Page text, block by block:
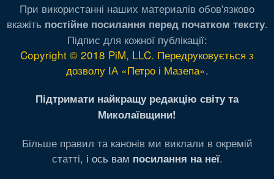
При використанні наших материалів обов'язково
вкажіть постійне посилання перед початком тексту.
Підпис для кожної публікації:
Copyright © 2018 PiM, LLC. Передруковується з
дозволу ІА «Петро і Мазепа».
Підтримати найкращу редакцію світу та
Миколаївщини!
Більше правил та канонів ми виклали в окремій
статті, і ось вам посилання на неї.